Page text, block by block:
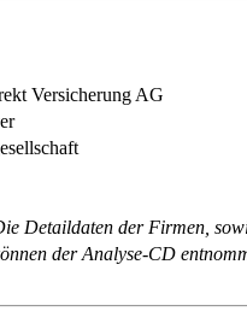
Versicherung AG
Detaildaten der Firmen,
der Analyse-CD